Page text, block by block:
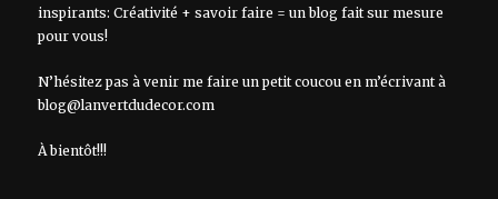
inspirants: Créativité + savoir faire = un blog fait sur mesure
pour vous!
N’hésitez pas à venir me faire un petit coucou en m’écrivant à
blog@lanvertdudecor.com
À bientôt!!!